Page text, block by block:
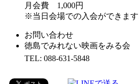
月会費 1,000円
※当日会場での入会ができます
お問い合わせ
徳島でみれない映画をみる会
TEL: 088-631-5848